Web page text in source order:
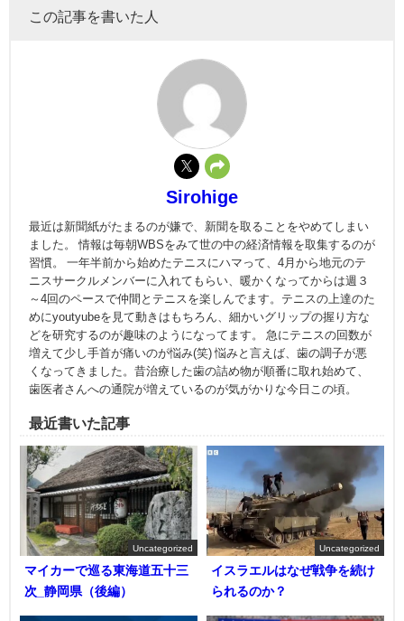
この記事を書いた人
Sirohige
最近は新聞紙がたまるのが嫌で、新聞を取ることをやめてしまい
ました。 情報は毎朝WBSをみて世の中の経済情報を取集するのが
習慣。 一年半前から始めたテニスにハマって、4月から地元のテ
ニスサークルメンバーに入れてもらい、暖かくなってからは週３
～4回のペースで仲間とテニスを楽しんでます。テニスの上達のた
めにyoutyubeを見て動きはもちろん、細かいグリップの握り方な
どを研究するのが趣味のようになってます。 急にテニスの回数が
増えて少し手首が痛いのが悩み(笑) 悩みと言えば、歯の調子が悪
くなってきました。昔治療した歯の詰め物が順番に取れ始めて、
歯医者さんへの通院が増えているのが気がかりな今日この頃。
最近書いた記事
Uncategorized
マイカーで巡る東海道五十三
次_静岡県（後編）
Uncategorized
イスラエルはなぜ戦争を続け
られるのか？